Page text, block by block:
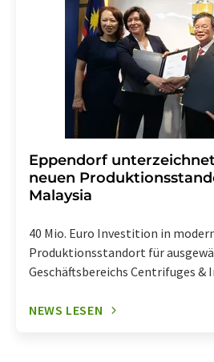
Eppendorf
neuen
Malaysia
40 Mio. Euro Investition in
Produktionsstandort für
Geschäftsbereichs Centrifuges &
NEWS LESEN